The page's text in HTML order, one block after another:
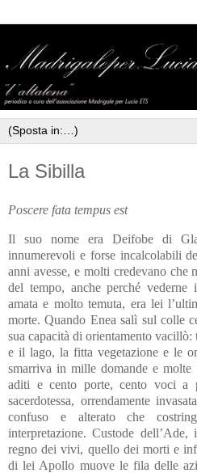
La Sibilla
Poscere fata tempus est
Il suo nome era Deifobe di
innumerevoli e forse incalcolabili
anni avesse, e molti credevano che
del tempo, anche perché
amata e molto temuta, era lei
morte. Quando Enea salì sul colle
sua capacità di orientamento
e il lago, la fitta vegetazione e le
smarriva in mille domande e molte
aditi e cento porte, cento voci a
sacerdotessa, orrendamente
confuso e alterato che
interpretazione. Custode
regno dei vivi, quello dei morti e
di lei Apollo muove le fila delle